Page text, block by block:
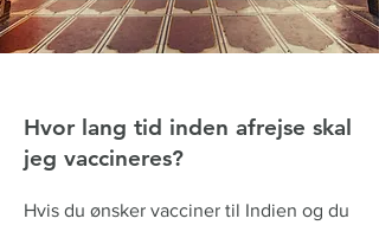
Hvor lang tid inden afrejse skal
jeg vaccineres?
Hvis du ønsker vacciner til Indien og du